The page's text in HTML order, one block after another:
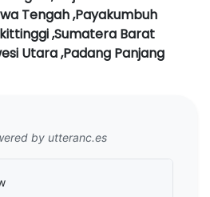
Tengah ,Payakumbuh
,Sumatera Barat
Utara ,Padang Panjang